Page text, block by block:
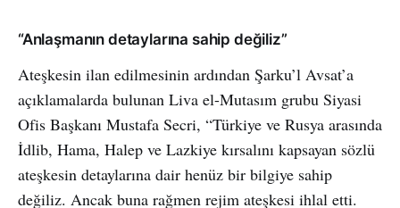
“Anlaşmanın detaylarına sahip değiliz”
Ateşkesin ilan edilmesinin ardından Şarku’l Avsat’a
açıklamalarda bulunan Liva el-Mutasım grubu Siyasi
Ofis Başkanı Mustafa Secri, “Türkiye ve Rusya arasında
İdlib, Hama, Halep ve Lazkiye kırsalını kapsayan sözlü
ateşkesin detaylarına dair henüz bir bilgiye sahip
değiliz. Ancak buna rağmen rejim ateşkesi ihlal etti.